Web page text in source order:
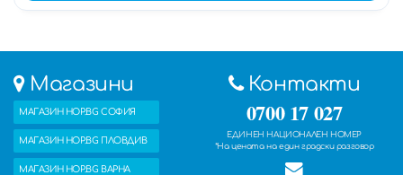
Магазини
МАГАЗИН HOP.BG СОФИЯ
МАГАЗИН HOP.BG ПЛОВДИВ
МАГАЗИН HOP.BG ВАРНА
Контакти
0700 17 027
ЕДИНЕН НАЦИОНАЛЕН НОМЕР
*На цената на един градски разговор